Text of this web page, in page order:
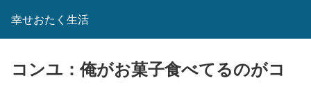
幸せおたく生活
コンユ：俺がお菓子食べてるのがコ